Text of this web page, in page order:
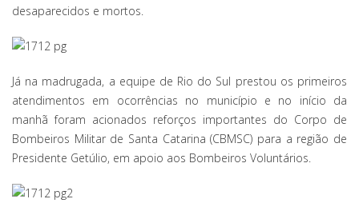
desaparecidos e mortos.
Já na madrugada, a equipe de Rio do Sul prestou os primeiros
atendimentos em ocorrências no município e no início da
manhã foram acionados reforços importantes do Corpo de
Bombeiros Militar de Santa Catarina (CBMSC) para a região de
Presidente Getúlio, em apoio aos Bombeiros Voluntários.